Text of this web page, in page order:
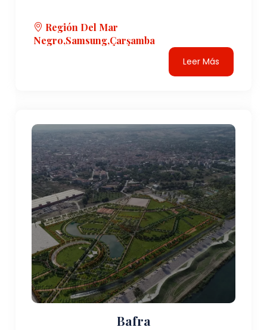
Región Del Mar
Negro,Samsung,Çarşamba
Leer Más
Bafra